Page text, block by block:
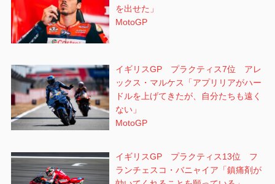
を出せた」
MotoGP
イギリスGP プラクティス7位 アレ
ックス・マルケス「アプリリアがハー
ドルを上げてきたが、自分たちも遠く
ない」
MotoGP
イギリスGP プラクティス13位 フ
ランチェスコ・バニャイア「鎮痛剤が